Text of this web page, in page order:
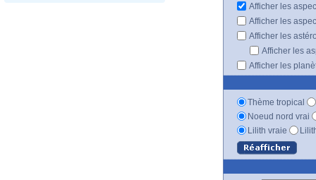
Afficher les
Afficher les
Afficher les
Afficher les
Afficher les
Thème tropical
Noeud nord vrai
Lilith vraie